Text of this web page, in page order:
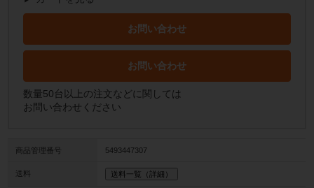
お問い合わせ
お問い合わせ
数量50台以上の注文などに関しては
お問い合わせください
商品管理番号 5493447307
送料 送料一覧（詳細）